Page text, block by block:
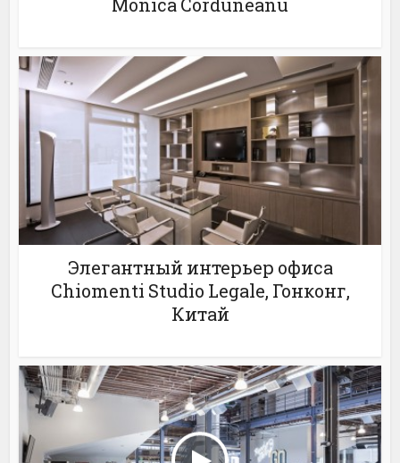
Monica Corduneanu
Элегантный интерьер офиса
Chiomenti Studio Legale, Гонконг,
Китай